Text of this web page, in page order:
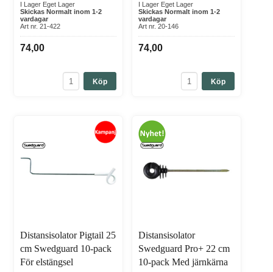
I Lager Eget Lager
Skickas Normalt inom 1-2
vardagar
Art nr. 21-422
74,00
Köp
I Lager Eget Lager
Skickas Normalt inom 1-2
vardagar
Art nr. 20-146
74,00
Köp
Distansisolator Pigtail 25
cm Swedguard 10-pack
För elstängsel
Distansisolator
Swedguard Pro+ 22 cm
10-pack Med järnkärna